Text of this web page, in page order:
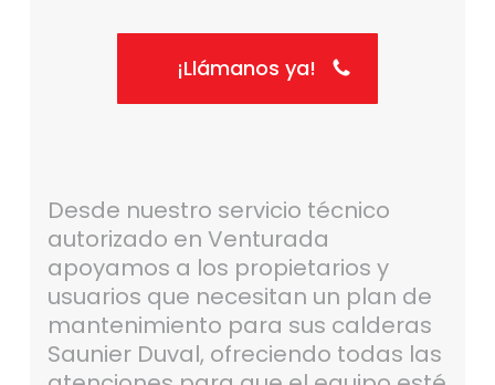
¡Llámanos ya!
Desde nuestro servicio técnico
autorizado en Venturada
apoyamos a los propietarios y
usuarios que necesitan un plan de
mantenimiento para sus calderas
Saunier Duval, ofreciendo todas las